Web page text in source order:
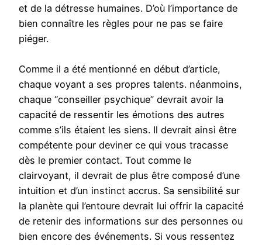
et de la détresse humaines. D’où l’importance de
bien connaître les règles pour ne pas se faire
piéger.
Comme il a été mentionné en début d’article,
chaque voyant a ses propres talents. néanmoins,
chaque “conseiller psychique” devrait avoir la
capacité de ressentir les émotions des autres
comme s’ils étaient les siens. Il devrait ainsi être
compétente pour deviner ce qui vous tracasse
dès le premier contact. Tout comme le
clairvoyant, il devrait de plus être composé d’une
intuition et d’un instinct accrus. Sa sensibilité sur
la planète qui l’entoure devrait lui offrir la capacité
de retenir des informations sur des personnes ou
bien encore des événements. Si vous ressentez